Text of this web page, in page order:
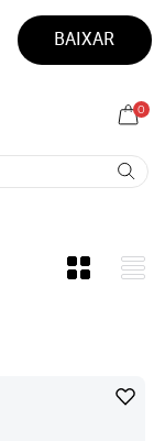
BAIXAR
0